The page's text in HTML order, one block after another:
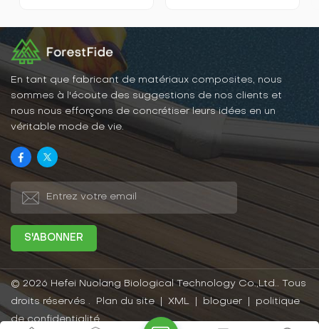
pas affectés par les
termites, la pourriture ou
d’autres problèmes liés au
soleil et à la pluie. Ainsi,
les panneaux WPC
conservent longtemps leur
fonctionnalité en extérieur.
En tant que fabricant de matériaux composites, nous
sommes à l'écoute des suggestions de nos clients et
nous nous efforçons de concrétiser leurs idées en un
véritable mode de vie.
© 2026 Hefei Nuolang Biological Technology Co.,Ltd.. Tous
droits réservés .
Plan du site XML bloguer
politique
de confidentialité